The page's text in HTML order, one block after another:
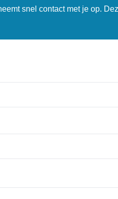
snel contact met je op.